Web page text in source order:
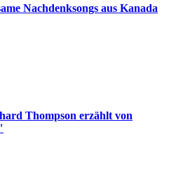
Nachdenksongs aus Kanada
Thompson erzählt von